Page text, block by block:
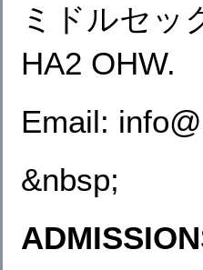
ミドルセッ
HA2 OHW.
Email:
&nbsp;